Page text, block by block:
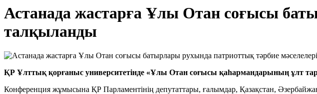
Астанада жастарға Ұлы Отан соғысы
талқыланды
ҚР Ұлттық қорғаныс университетінде «Ұлы Отан соғысы қаһармандарының ұлт
Конференция жұмысына ҚР Парламентінің депутаттары, ғалымдар, Қазақстан,